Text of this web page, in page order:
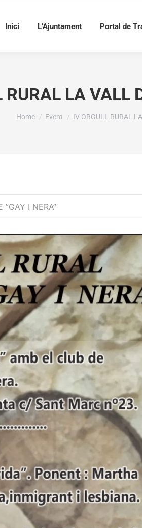
Inici L’Ajuntament Portal de
RURAL LA VALL
You are here:
Home Event IV ORGULL RURAL
I NERA”